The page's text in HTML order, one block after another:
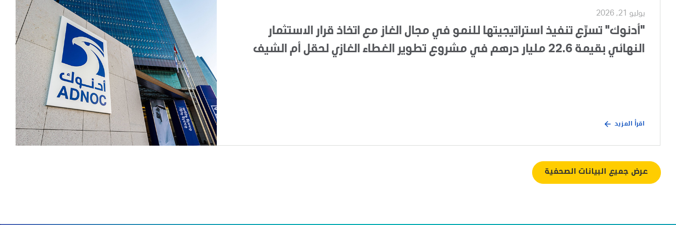
يوليو 21, 2026
"أدنوك" تسرِّع تنفيذ استراتيجيتها للنمو في مجال الغاز مع اتخاذ قرار الاستثمار
النهائي بقيمة 22.6 مليار درهم في مشروع تطوير الغطاء الغازي لحقل أم الشيف
اقرأ المزيد
عرض جميع البيانات الصحفية